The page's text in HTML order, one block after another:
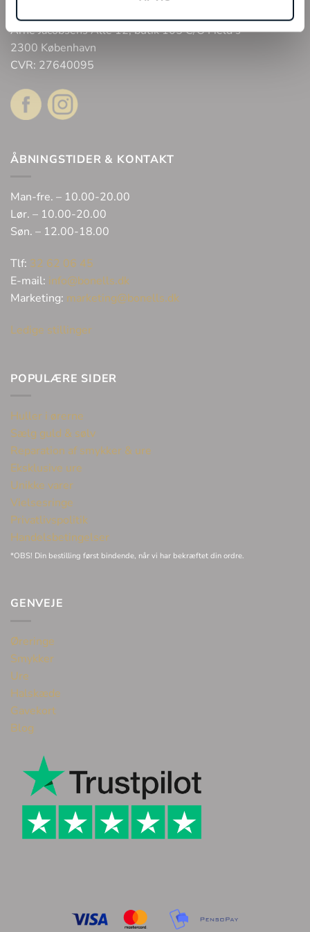
Bonell’s Smykker & Ure Fields
Arne Jacobsens Allé 12, butik 105 C/O Field’s
2300 København
CVR: 27640095
ÅBNINGSTIDER & KONTAKT
Man-fre. – 10.00-20.00
Lør. – 10.00-20.00
Søn. – 12.00-18.00
Tlf: 32 62 06 45
E-mail: info@bonells.dk
Marketing: marketing@bonells.dk
Ledige stillinger
POPULÆRE SIDER
Huller i ørerne
Sælg guld & sølv
Reparation af smykker & ure
Eksklusive ure
Unikke varer
Vielsesringe
Privatlivspolitik
Handelsbetingelser
*OBS! Din bestilling først bindende, når vi har bekræftet din ordre.
GENVEJE
Øreringe
Smykker
Ure
Halskæde
Gavekort
Blog